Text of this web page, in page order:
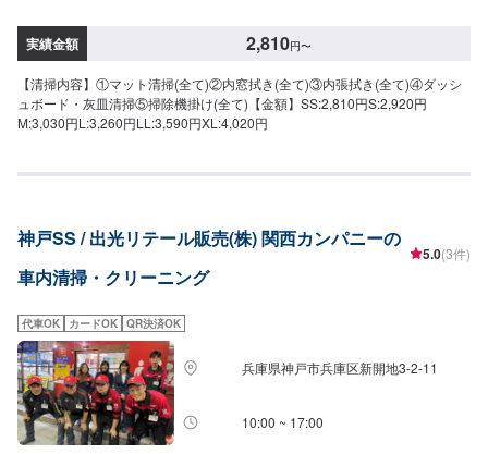
実績金額 2,810円〜
【清掃内容】①マット清掃(全て)②内窓拭き(全て)③内張拭き(全て)④ダッシ
ュボード・灰皿清掃⑤掃除機掛け(全て)【金額】SS:2,810円S:2,920円
M:3,030円L:3,260円LL:3,590円XL:4,020円
神戸SS / 出光リテール販売(株) 関西カンパニーの
車内清掃・クリーニング
5.0(3件)
代車OK カードOK QR決済OK
兵庫県神戸市兵庫区新開地3-2-11
10:00 ~ 17:00